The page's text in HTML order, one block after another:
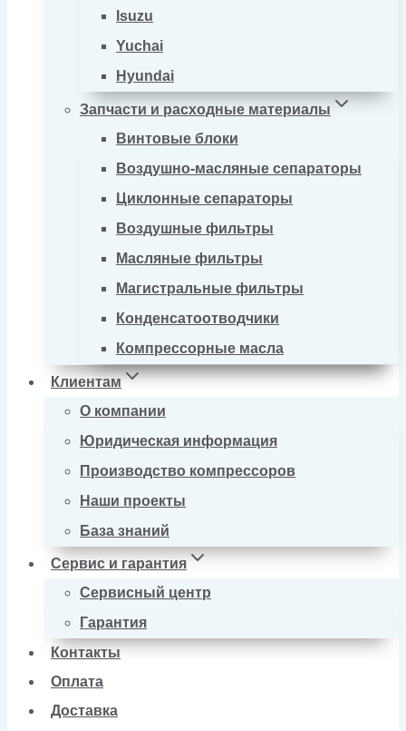
Isuzu
Yuchai
Hyundai
Запчасти и расходные материалы
Винтовые блоки
Воздушно-масляные сепараторы
Циклонные сепараторы
Воздушные фильтры
Масляные фильтры
Магистральные фильтры
Конденсатоотводчики
Компрессорные масла
Клиентам
О компании
Юридическая информация
Производство компрессоров
Наши проекты
База знаний
Сервис и гарантия
Сервисный центр
Гарантия
Контакты
Оплата
Доставка